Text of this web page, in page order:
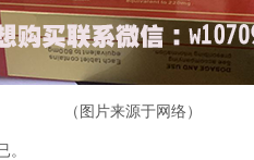
（图片来源于网络）
。